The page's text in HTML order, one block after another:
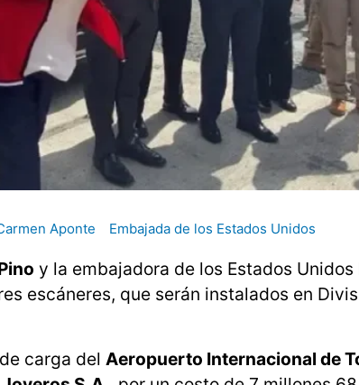
Aponte Embajada de los Estados Unidos
y la embajadora de los Estados Unidos
escáneres, que serán instalados en
carga del Aeropuerto Internacional de